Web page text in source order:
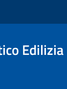
Edilizia